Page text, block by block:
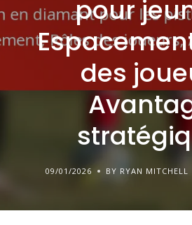
pour
des
09/01/2026 BY RYAN MITCHELL